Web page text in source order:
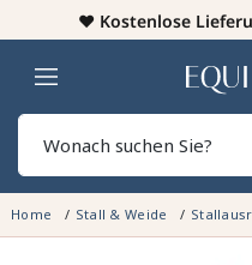
♥️ Kostenlose
Heim
Home Stall & Weide